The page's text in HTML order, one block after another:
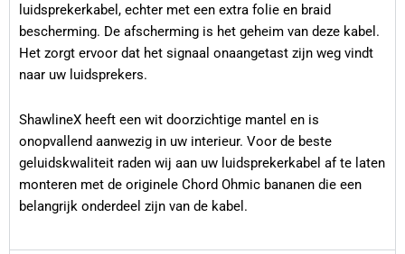
luidsprekerkabel, echter met een extra folie en braid
bescherming. De afscherming is het geheim van deze kabel.
Het zorgt ervoor dat het signaal onaangetast zijn weg vindt
naar uw luidsprekers.
ShawlineX heeft een wit doorzichtige mantel en is
onopvallend aanwezig in uw interieur. Voor de beste
geluidskwaliteit raden wij aan uw luidsprekerkabel af te laten
monteren met de originele Chord Ohmic bananen die een
belangrijk onderdeel zijn van de kabel.